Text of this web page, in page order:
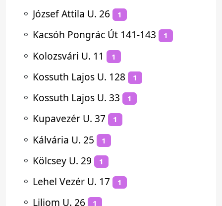
⚬ József Attila U. 26 1
⚬ Kacsóh Pongrác Út 141-143 1
⚬ Kolozsvári U. 11 1
⚬ Kossuth Lajos U. 128 1
⚬ Kossuth Lajos U. 33 1
⚬ Kupavezér U. 37 1
⚬ Kálvária U. 25 1
⚬ Kölcsey U. 29 1
⚬ Lehel Vezér U. 17 1
⚬ Liliom U. 26 1